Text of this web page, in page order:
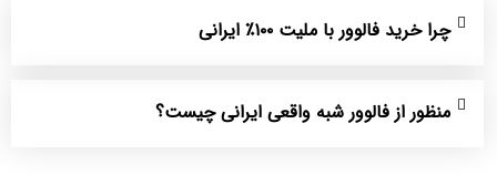
چرا خرید فالوور با ملیت ۱۰۰٪ ایرانی
منظور از فالوور شبه واقعی ایرانی چیست؟